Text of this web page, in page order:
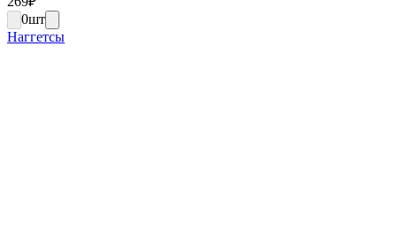
0шт
Наггетсы